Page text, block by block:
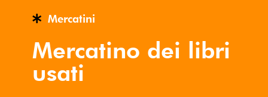
Mercatini
Mercatino dei libri
usati